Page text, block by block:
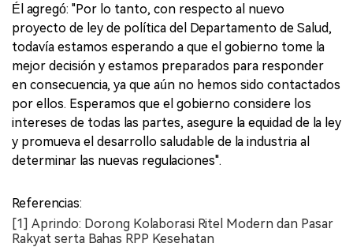
Él agregó: "Por lo tanto, con respecto al nuevo
proyecto de ley de política del Departamento de Salud,
todavía estamos esperando a que el gobierno tome la
mejor decisión y estamos preparados para responder
en consecuencia, ya que aún no hemos sido contactados
por ellos. Esperamos que el gobierno considere los
intereses de todas las partes, asegure la equidad de la ley
y promueva el desarrollo saludable de la industria al
determinar las nuevas regulaciones".
Referencias:
[1] Aprindo: Dorong Kolaborasi Ritel Modern dan Pasar
Rakyat serta Bahas RPP Kesehatan